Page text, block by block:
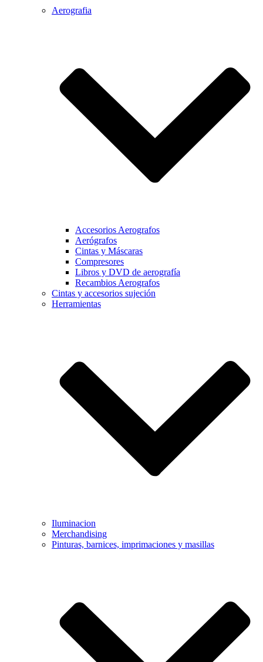
Aerografia
Accesorios Aerografos
Aerógrafos
Cintas y Máscaras
Compresores
Libros y DVD de aerografía
Recambios Aerografos
Cintas y accesorios sujeción
Herramientas
Iluminacion
Merchandising
Pinturas, barnices, imprimaciones y masillas